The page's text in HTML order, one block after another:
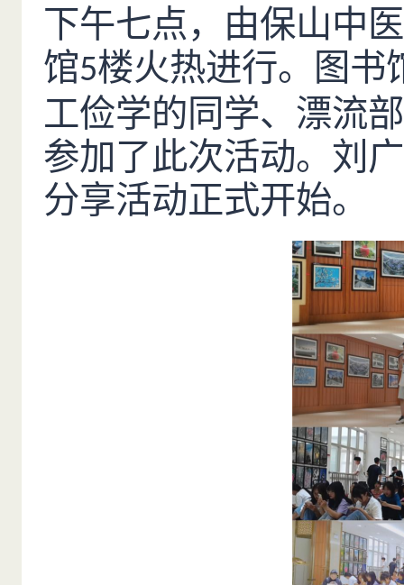
下午七点，由保山中
馆5楼火热进行。图书
工俭学的同学、漂流
参加了此次活动。刘
分享活动正式开始。